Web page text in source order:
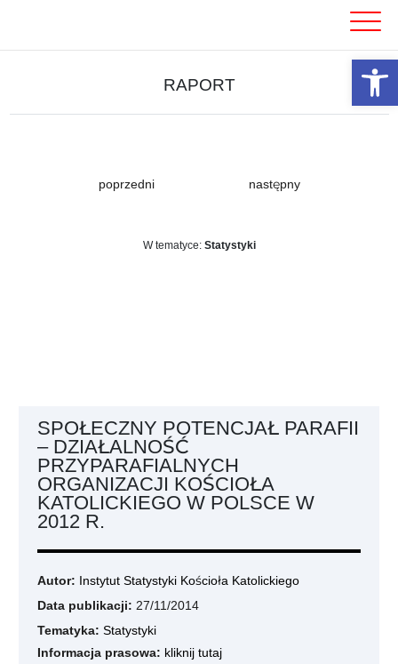
RAPORT
poprzedni następny
W tematyce: Statystyki
SPOŁECZNY POTENCJAŁ PARAFII
– DZIAŁALNOŚĆ
PRZYPARAFIALNYCH
ORGANIZACJI KOŚCIOŁA
KATOLICKIEGO W POLSCE W
2012 R.
Autor: Instytut Statystyki Kościoła Katolickiego
Data publikacji: 27/11/2014
Tematyka: Statystyki
Informacja prasowa: kliknij tutaj